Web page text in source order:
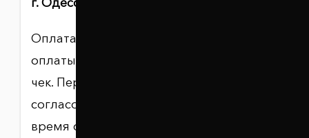
Оплата производится в гривне. После
оплаты покупателю выдаётся товарный
чек. Перед приездом необходимо
согласовать с менеджером дату и
время самовывоза.